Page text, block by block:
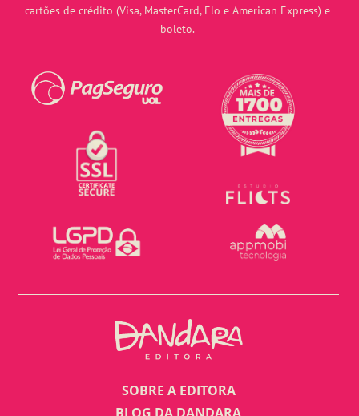
cartões de crédito (Visa, MasterCard, Elo e American Express) e
boleto.
SOBRE A EDITORA
BLOG DA DANDARA